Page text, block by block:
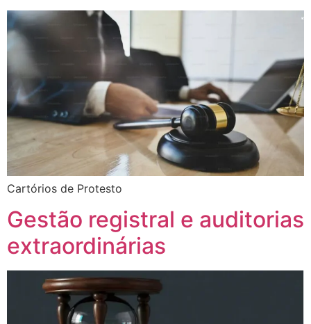
Cartórios de Protesto
Gestão registral e auditorias
extraordinárias